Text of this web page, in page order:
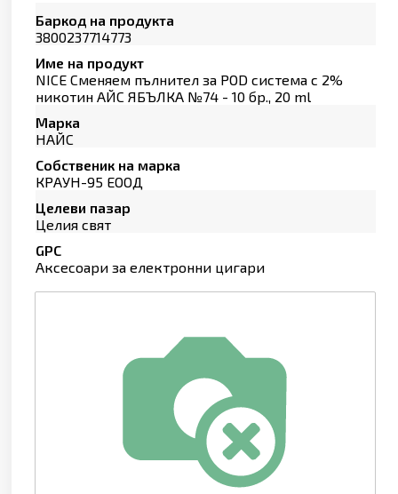
Баркод на продукта
3800237714773
Име на продукт
NICE Сменяем пълнител за POD система с 2%
никотин АЙС ЯБЪЛКА №74 - 10 бр., 20 ml
Марка
НАЙС
Собственик на марка
КРАУН-95 ЕООД
Целеви пазар
Целия свят
GPC
Аксесоари за електронни цигари